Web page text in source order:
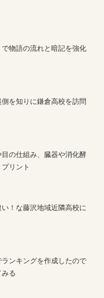
物語の流れと暗記を強化
側を知りに鎌倉高校を訪問
の仕組み、臓器や消化酵
リント
！な藤沢地域近隣高校に
ンキングを作成したので
る